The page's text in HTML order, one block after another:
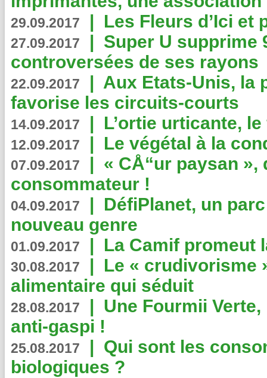
29.09.2017 | Les Fleurs d’Ici et
27.09.2017 | Super U supprime
controversées de ses rayons
22.09.2017 | Aux Etats-Unis, la
favorise les circuits-courts
14.09.2017 | L’ortie urticante,
12.09.2017 | Le végétal à la
07.09.2017 | « CÅ“ur paysan
consommateur !
04.09.2017 | DéfiPlanet, un
nouveau genre
01.09.2017 | La Camif promeut
30.08.2017 | Le « crudivorisme
alimentaire qui séduit
28.08.2017 | Une Fourmii
anti-gaspi !
25.08.2017 | Qui sont les
biologiques ?